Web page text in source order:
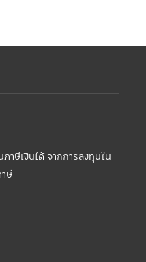
าษีเงินได้ จากการลงทุนใน
ษี